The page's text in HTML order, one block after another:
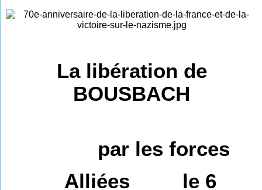
La libération de
BOUSBACH
par les forces
Alliées le 6